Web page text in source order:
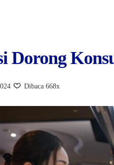
Dorong
Dibaca 668x